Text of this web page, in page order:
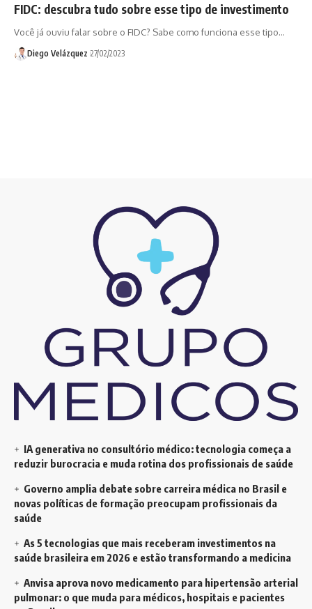
FIDC: descubra tudo sobre esse tipo de investimento
Você já ouviu falar sobre o FIDC? Sabe como funciona esse tipo…
Diego Velázquez 27/02/2023
IA generativa no consultório médico: tecnologia começa a
reduzir burocracia e muda rotina dos profissionais de saúde
Governo amplia debate sobre carreira médica no Brasil e
novas políticas de formação preocupam profissionais da
saúde
As 5 tecnologias que mais receberam investimentos na
saúde brasileira em 2026 e estão transformando a medicina
Anvisa aprova novo medicamento para hipertensão arterial
pulmonar: o que muda para médicos, hospitais e pacientes